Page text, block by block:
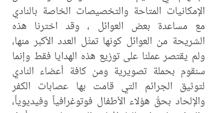
الإمكانيات المتاحة والتخصيصات الخاصة بالنادي
مع مساعدة بعض العوائل ، وقد اخترنا هذه
الشريحة من العوائل كونها تمثّل العدد الأكبر منها،
ولم يقتصر عملنا على توزيع هذه الهدايا فقط وإنما
سنقوم بحملة تصويرية ومن كافة أعضاء النادي
لتوثيق الجرائم التي قامت بها عصابات الكفر
والإلحاد بحقّ هؤلاء الأطفال فوتوغرافياً وفيديوياً،